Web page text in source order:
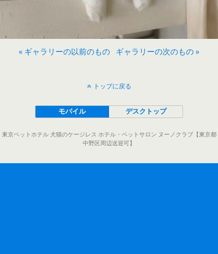
« ギャラリーの以前のもの ギャラリーの次のもの »
トップに戻る
モバイル デスクトップ
東京ペットホテル 犬猫のケージレス ホテル・ペットサロン ヌーノクラブ【東京都
中野区周辺送迎可】